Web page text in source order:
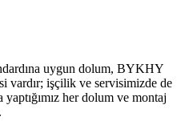
uygun dolum, BYKHY
vardır; işçilik ve servisimizde de
her dolum ve montaj